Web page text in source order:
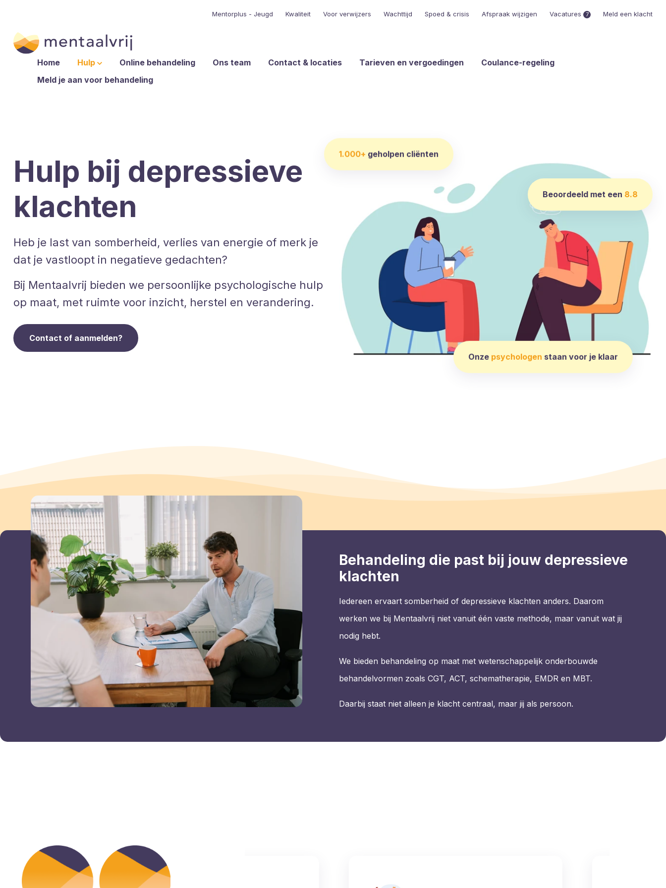
Mentorplus - Jeugd Kwaliteit Voor verwijzers Wachttijd Spoed & crisis Afspraak wijzigen Vacatures 7 Meld een klacht
Home Hulp Online behandeling Ons team Contact & locaties Tarieven en vergoedingen
Coulance-regeling
Meld je aan voor behandeling
Hulp bij depressieve
klachten
Heb je last van somberheid, verlies van energie of merk je
dat je vastloopt in negatieve gedachten?
Bij Mentaalvrij bieden we persoonlijke psychologische hulp
op maat, met ruimte voor inzicht, herstel en verandering.
Contact of aanmelden?
1.000+ geholpen cliënten
Beoordeeld met een 8.8
Onze psychologen staan voor je klaar
Behandeling die past bij jouw depressieve
klachten
Iedereen ervaart somberheid of depressieve klachten anders. Daarom
werken we bij Mentaalvrij niet vanuit één vaste methode, maar vanuit wat jij
nodig hebt.
We bieden behandeling op maat met wetenschappelijk onderbouwde
behandelvormen zoals CGT, ACT, schematherapie, EMDR en MBT.
Daarbij staat niet alleen je klacht centraal, maar jij als persoon.